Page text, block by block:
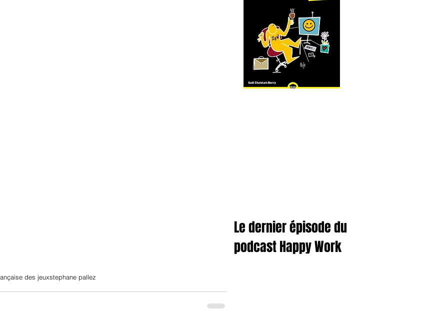
des jeuxstephane pallez
Le dernier épisode du
podcast Happy Work